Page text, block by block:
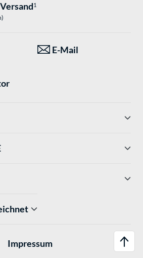
Versand1
E-Mail
Impressum